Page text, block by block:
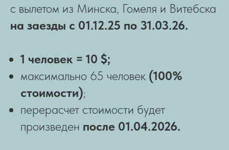
с вылетом из Минска, Гомеля и Витебска
на заезды с 01.12.25 по 31.03.26.
1 человек = 10 $;
максимально 65 человек (100%
стоимости);
перерасчет стоимости будет
произведен после 01.04.2026.